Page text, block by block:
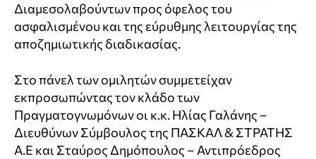
Διαμεσολαβούντων προς όφελος του
ασφαλισμένου και της εύρυθμης λειτουργίας της
αποζημιωτικής διαδικασίας.
Στο πάνελ των ομιλητών συμμετείχαν
εκπροσωπώντας τον κλάδο των
Πραγματογνωμόνων οι κ.κ. Ηλίας Γαλάνης –
Διευθύνων Σύμβουλος της ΠΑΣΚΑΛ & ΣΤΡΑΤΗΣ
Α.Ε και Σταύρος Δημόπουλος – Αντιπρόεδρος